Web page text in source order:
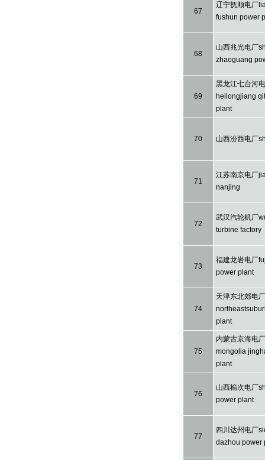
67
辽宁抚顺电厂
fushun power
68
山西兆光电厂
zhaoguang
69
黑龙江七台河
heilongjiang
plant
70 山西汾西电厂
71
江苏南京电厂
nanjing
72
武汉汽轮机厂
turbine factory
73
福建龙岩电厂
power plant
74
天津东北郊电
plant
75
内蒙古京海电
mongolia
plant
76
山西榆次电厂
power plant
77
四川达州电厂
dazhou power